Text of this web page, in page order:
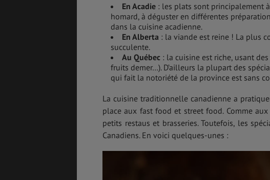
En Acadie : les plats sont principalement
homard, à déguster en différentes
dans la cuisine acadienne.
En Alberta : la viande est reine ! La plus
succulente.
Au Québec : la cuisine est riche, usant
fruits demer…). D’ailleurs la plupart des
qui fait la notoriété de la province est sans
La cuisine traditionnelle canadienne a
place aux fast food et street food. Comme
petits restaus et brasseries. Toutefois, les
Canadiens. En voici quelques-unes :